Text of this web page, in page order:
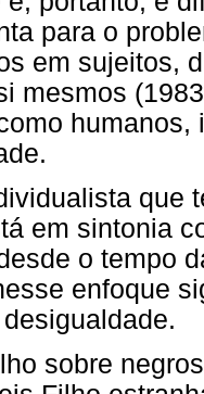
para o
em sujeitos,
mesmos
que
em sintonia
o tempo
enfoque
sobre